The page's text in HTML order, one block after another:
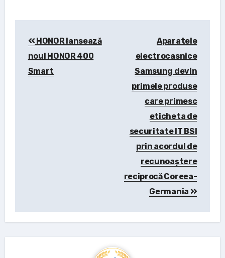
navigation
HONOR lansează
noul HONOR 400
Smart
Aparatele
electrocasnice
Samsung devin
primele produse
care primesc
eticheta de
securitate IT BSI
prin acordul de
recunoaștere
reciprocă Coreea-
Germania